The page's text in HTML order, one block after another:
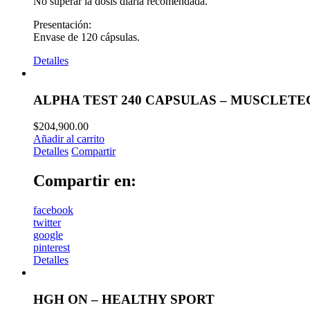
Presentación:
Envase de 120 cápsulas.
Detalles
ALPHA TEST 240 CAPSULAS –
$204,900.00
Añadir al carrito
Detalles Compartir
Compartir en:
facebook
twitter
google
pinterest
Detalles
HGH ON – HEALTHY SPORT